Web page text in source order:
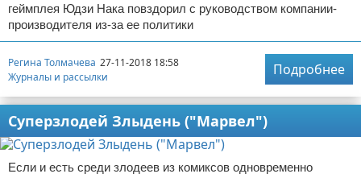
геймплея Юдзи Нака повздорил с руководством компании-
производителя из-за ее политики
Регина Толмачева 27-11-2018 18:58
Журналы и рассылки
Подробнее
Суперзлодей Злыдень ("Марвел")
Если и есть среди злодеев из комиксов одновременно